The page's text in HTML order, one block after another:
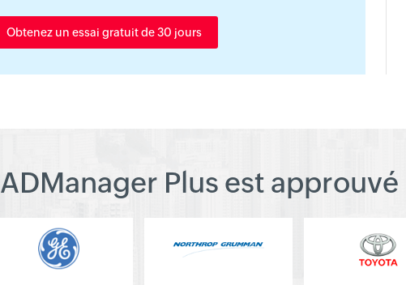
Obtenez un essai gratuit de 30 jours
ADManager Plus est approuvé